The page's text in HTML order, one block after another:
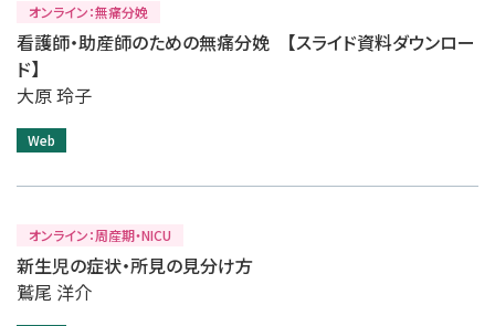
オンライン：無痛分娩
看護師・助産師のための無痛分娩 【スライド資料ダウンロー
ド】
大原 玲子
Web
オンライン：周産期・NICU
新生児の症状・所見の見分け方
鷲尾 洋介